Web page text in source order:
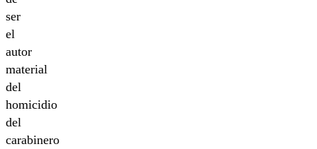
ser
el
autor
material
del
homicidio
del
carabinero